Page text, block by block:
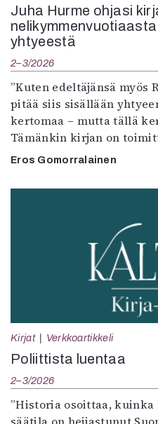
Juha Hurme ohjasi
yhtyeestä
2–3/2026
”Kuten edeltäjänsä myös
pitää siis sisällään
kertomaa – mutta tällä
Tämänkin kirjan on
Eros Gomorralainen
Kirjat Verkkoartikkeli
Poliittista luentaa
2–3/2026
”Historia osoittaa,